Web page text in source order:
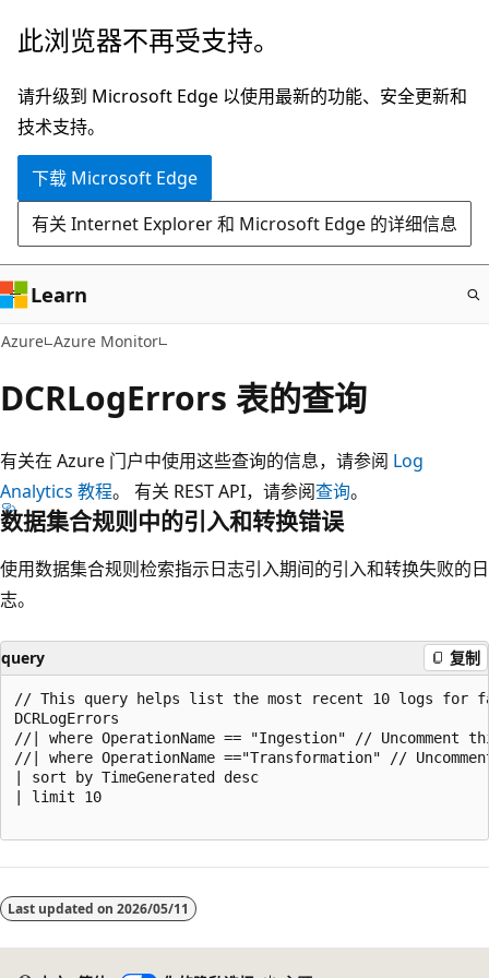
跳
主
要
内
此浏览器不再受支持。
请升级到 Microsoft Edge 以使用最新的功能、安全更新和
技术支持。
下载 Microsoft Edge
有关 Internet Explorer 和 Microsoft Edge 的详细信息
Learn
Azure Azure Monitor
DCRLogErrors 表的查询
有关在 Azure 门户中使用这些查询的信息，请参阅 Log
Analytics 教程。 有关 REST API，请参阅查询。
数据集合规则中的引入和转换错误
使用数据集合规则检索指示日志引入期间的引入和转换失败的日
志。
query 复制
// This query helps list the most recent 10 logs for
DCRLogErrors
//| where OperationName == "Ingestion" //
//| where OperationName =="Transformation" //
| sort by TimeGenerated desc
| limit 10
模
式
Last updated on 2026/05/11